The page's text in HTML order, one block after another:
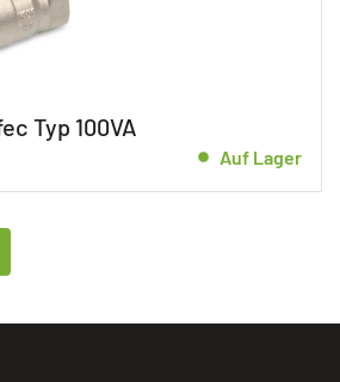
Typ 100VA
Auf Lager